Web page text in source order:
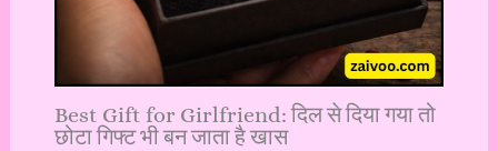
Best Gift for Girlfriend: दिल से दिया गया तो
छोटा गिफ्ट भी बन जाता है खास